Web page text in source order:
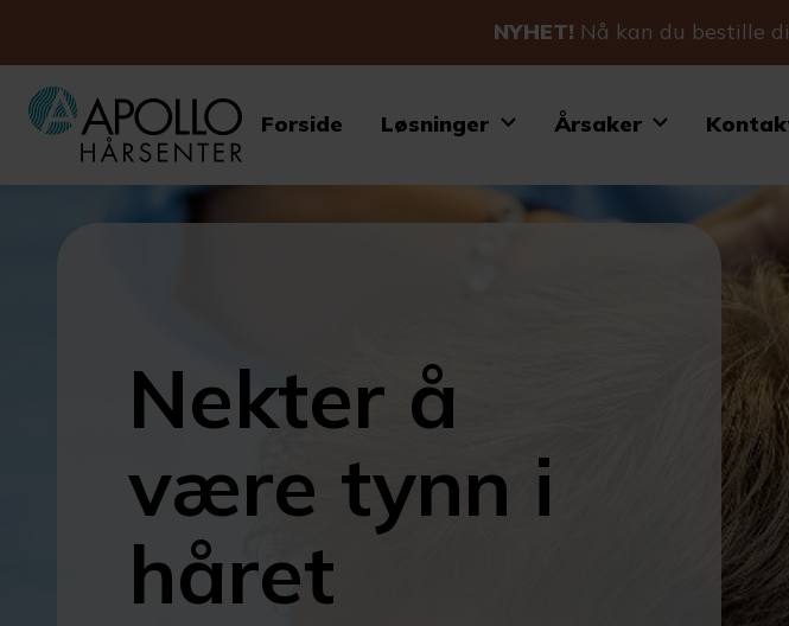
NYHET! Nå kan du bestille
Forside Løsninger Årsaker
Nekter å
være tynn i
håret